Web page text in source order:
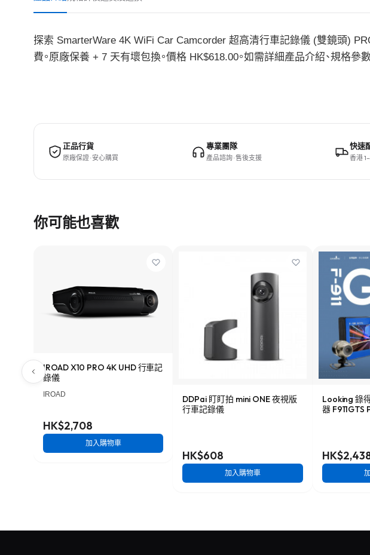
探索 SmarterWare 4K WiFi Car Camcorder 超高清行車記錄儀 (雙鏡頭)
費。原廠保養 + 7 天有壞包換。價格 HK$618.00。如需詳細產品介紹、規格
正品行貨
原廠保證 · 安心購買
專業團隊
產品諮詢 · 售後支援
快速
香港
你可能也喜歡
IROAD X10 PRO 4K UHD 行車記
錄儀
IROAD
HK$2,708
加入購物車
DDPai 盯盯拍 mini ONE 夜視版
行車記錄儀
HK$608
加入購物車
Looking 錄
器 F911GTS